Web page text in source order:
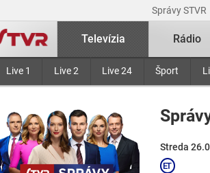
Správy STVR
Televízia
Live 1 Live 2 Live 24 Šport
Rádio
Streda